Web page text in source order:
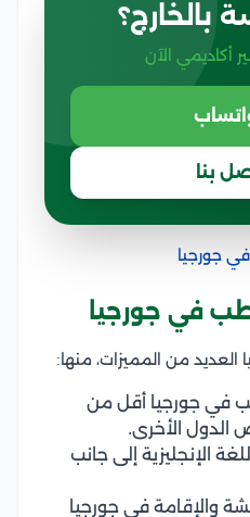
بالخارج؟
أكاديمي الآن
بنا
جورجيا
في جورجيا
من المميزات، منها:
في جورجيا أقل من
الدول الأخرى.
الإنجليزية إلى جانب
والإقامة في جورجيا